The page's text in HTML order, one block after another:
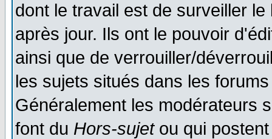
dont le travail est de surveiller
après jour. Ils ont le pouvoir
ainsi que de verrouiller/
les sujets situés dans les
Généralement les modérateurs
font du Hors-sujetou qui